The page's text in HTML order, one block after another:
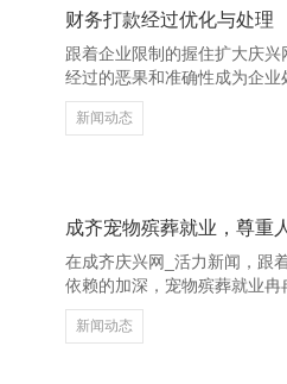
少。好多所谓的“藏獒”实质上
因，导致其原始特色逐渐湮灭
值被过度开采，一些东说念主
售“假藏獒”
财务打款经过优化与处理
跟着企业限制的握住扩大庆
经过的恶果和准确性成为企业
打款经逾期常存在审批繁琐、
题，影响了资金使用的实时性
减少东谈主为造作。其次，
打款苦求、审批、实际等设
歹果。同期，加强里面疏导与
步，幸免因信息
新闻动态
在成齐庆兴网_活力新闻，跟
依赖的加深，宠物殡葬就业冉
宠家庭关注的话题。宠物不仅
力新闻，更是奉陪主东说念主
新闻动态